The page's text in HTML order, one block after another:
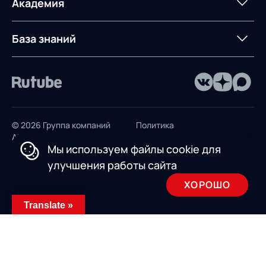
Предложение для
База знаний
© 2026 Группа компаний
AXELOT
Политика
Пользовательское
соглашение
Мы используем файлы cookie для
улучшения работы сайта
ХОРОШО
Translate »